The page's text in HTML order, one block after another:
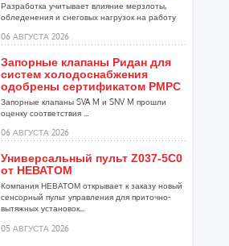
Разработка учитывает влияние мерзлоты,
обледенения и снеговых нагрузок на работу
06 АВГУСТА 2026
Запорные клапаны Ридан для
систем холодоснабжения
одобрены сертификатом РМРС
Запорные клапаны SVA M и SNV M прошли
оценку соответствия ...
06 АВГУСТА 2026
Универсальный пульт Z037-5C0
от НЕВАТОМ
Компания НЕВАТОМ открывает к заказу новый
сенсорный пульт управления для приточно-
вытяжных установок...
05 АВГУСТА 2026